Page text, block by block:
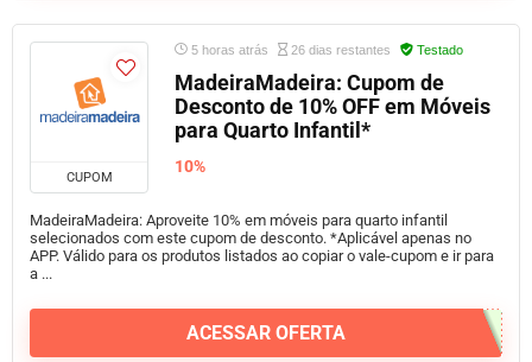
CUPOM
5 horas atrás 26 dias restantes Testado
MadeiraMadeira: Cupom de
Desconto de 10% OFF em Móveis
para Quarto Infantil*
10%
MadeiraMadeira: Aproveite 10% em móveis para quarto infantil
selecionados com este cupom de desconto. *Aplicável apenas no
APP. Válido para os produtos listados ao copiar o vale-cupom e ir para
a ...
ACESSAR OFERTA